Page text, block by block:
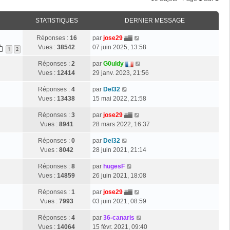
STATISTIQUES DERNIER MESSAGE
1 2
Réponses : 16
Vues : 38542
par jose29
07 juin 2025, 13:58
Réponses : 2
Vues : 12414
par G0uldy
29 janv. 2023, 21:56
Réponses : 4
Vues : 13438
par Del32
15 mai 2022, 21:58
Réponses : 3
Vues : 8941
par jose29
28 mars 2022, 16:37
Réponses : 0
Vues : 8042
par Del32
28 juin 2021, 21:14
Réponses : 8
Vues : 14859
par hugesF
26 juin 2021, 18:08
Réponses : 1
Vues : 7993
par jose29
03 juin 2021, 08:59
Réponses : 4
Vues : 14064
par 36-canaris
15 févr. 2021, 09:40